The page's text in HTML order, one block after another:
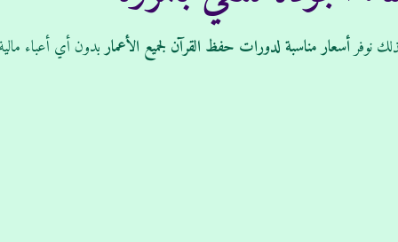
نوفرأسعار مناسبة لدورات حفظ القرآن لجميع الأعماربدون أي أعباء